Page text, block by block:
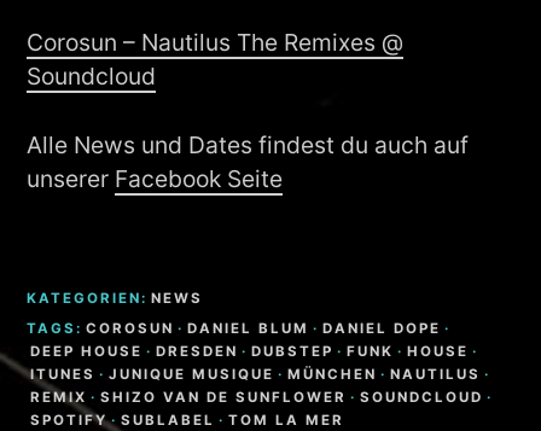
Corosun – Nautilus The Remixes @
Soundcloud
Alle News und Dates findest du auch auf
unserer Facebook Seite
KATEGORIEN: NEWS
TAGS: COROSUN · DANIEL BLUM · DANIEL DOPE ·
DEEP HOUSE · DRESDEN · DUBSTEP · FUNK · HOUSE ·
ITUNES · JUNIQUE MUSIQUE · MÜNCHEN · NAUTILUS ·
REMIX · SHIZO VAN DE SUNFLOWER · SOUNDCLOUD ·
SPOTIFY · SUBLABEL · TOM LA MER